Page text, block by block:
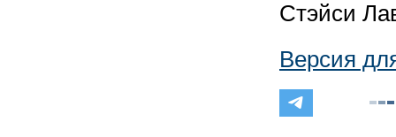
Стэйси
Версия